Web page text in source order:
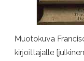
Muotokuva
kirjoittajalle